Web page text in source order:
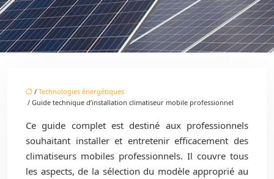
/ Technologies énergétiques
/ Guide technique d’installation climatiseur mobile professionnel
Ce guide complet est destiné aux professionnels
souhaitant installer et entretenir efficacement des
climatiseurs mobiles professionnels. Il couvre tous
les aspects, de la sélection du modèle approprié au